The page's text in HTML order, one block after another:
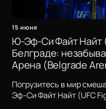
15 июня
Ю-Эф-Си Файт Найт
Белграде:
Арена (Belgrade
Погрузитесь в мир
Эф-Си Файт Найт (UFC